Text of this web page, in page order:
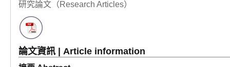
研究論文（Research Articles）
論文資訊 | Article information